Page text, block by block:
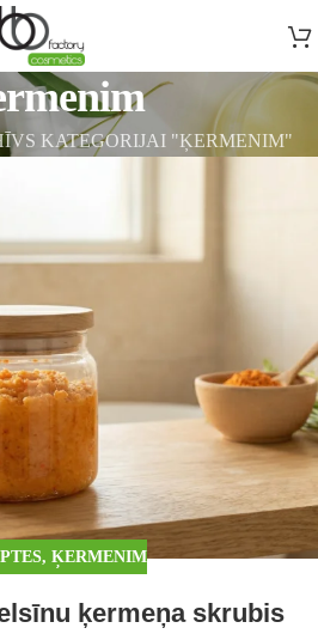
KATEGORIJAI "ĶERMENIM"
, ĶERMENIM
ķermeņa skrubis